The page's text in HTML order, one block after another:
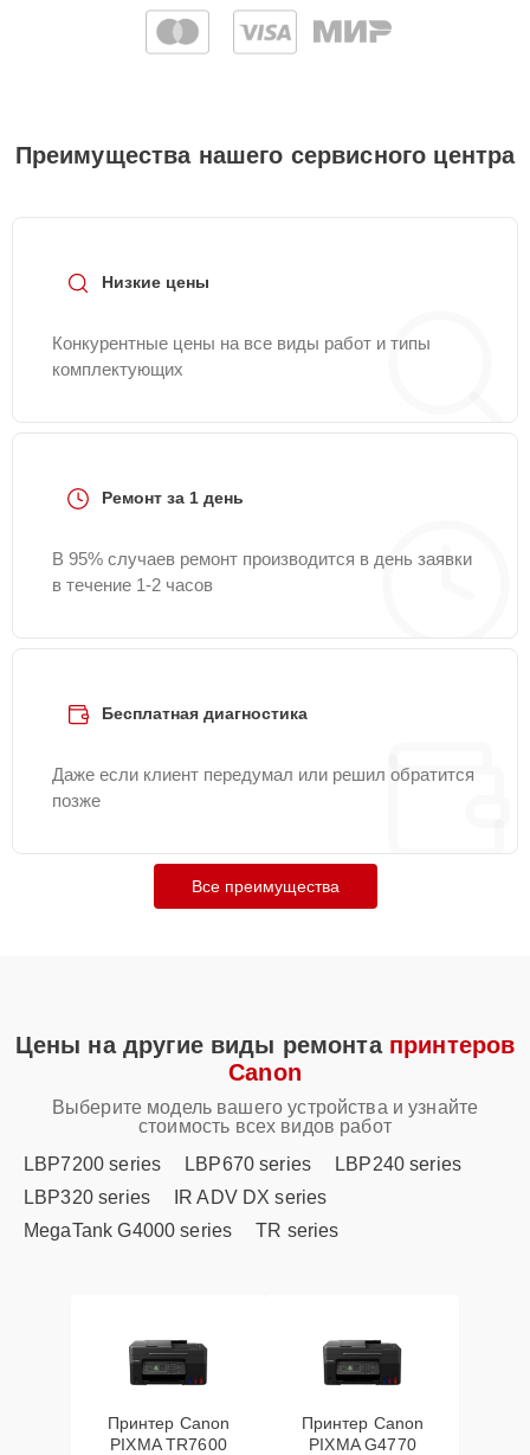
Преимущества нашего сервисного центра
Низкие цены
Конкурентные цены на все виды работ и типы
комплектующих
Ремонт за 1 день
В 95% случаев ремонт производится в день заявки
в течение 1-2 часов
Бесплатная диагностика
Даже если клиент передумал или решил обратится
позже
Все преимущества
Цены на другие виды ремонта принтеров
Canon
Выберите модель вашего устройства и узнайте
стоимость всех видов работ
LBP7200 series
LBP670 series
LBP240 series
LBP320 series
IR ADV DX series
MegaTank G4000 series
TR series
Принтер Canon
PIXMA TR7600
Принтер Canon
PIXMA G4770